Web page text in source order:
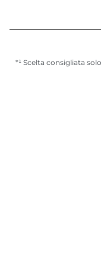
*¹ Scelta consigliata